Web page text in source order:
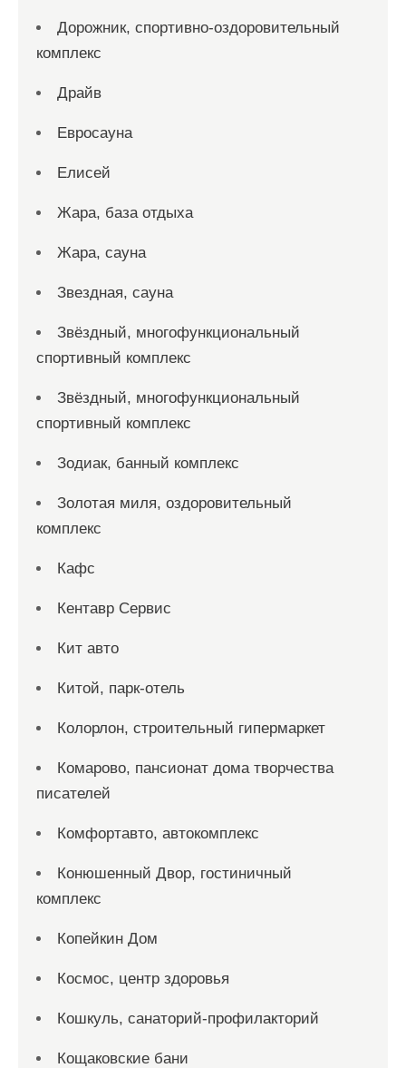
Дорожник, спортивно-оздоровительный
комплекс
Драйв
Евросауна
Елисей
Жара, база отдыха
Жара, сауна
Звездная, сауна
Звёздный, многофункциональный
спортивный комплекс
Звёздный, многофункциональный
спортивный комплекс
Зодиак, банный комплекс
Золотая миля, оздоровительный
комплекс
Кафс
Кентавр Сервис
Кит авто
Китой, парк-отель
Колорлон, строительный гипермаркет
Комарово, пансионат дома творчества
писателей
Комфортавто, автокомплекс
Конюшенный Двор, гостиничный
комплекс
Копейкин Дом
Космос, центр здоровья
Кошкуль, санаторий-профилакторий
Кощаковские бани